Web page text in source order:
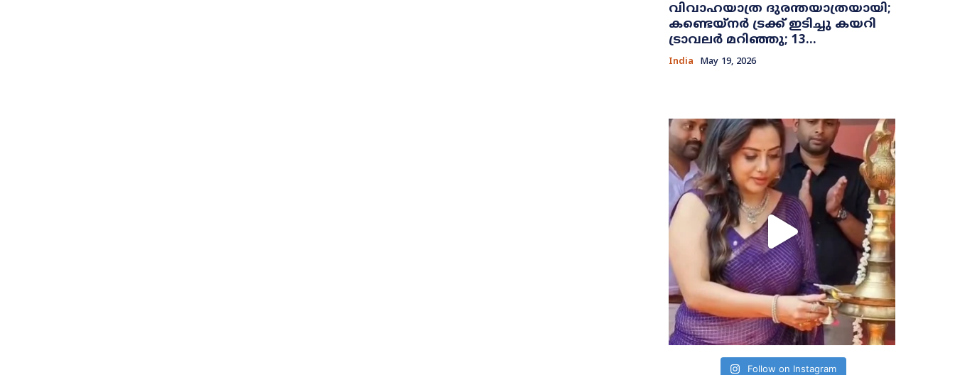
വിവാഹയാത്ര ദുരന്തയാത്രയായി;
കണ്ടെയ്നർ ട്രക്ക് ഇടിച്ചു കയറി
ട്രാവലർ മറിഞ്ഞു; 13...
India May 19, 2026
Follow on Instagram